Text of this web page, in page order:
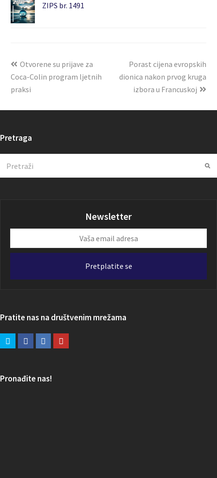
ZIPS br. 1491
Otvorene su prijave za
Coca-Colin program ljetnih
praksi
Porast cijena evropskih
dionica nakon prvog kruga
izbora u Francuskoj
Pretraga
Newsletter
email
Pretplatite se
Pratite nas na društvenim mrežama
Pronađite nas!